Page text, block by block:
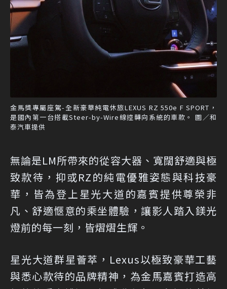
金馬獎專屬座駕-全新豪華純電休旅LEXUS RZ 550e F SPORT，
是國內第一台搭載Steer-by-Wire線控轉向系統的車款。 圖／和
泰汽車提供
無論是LM所帶來的從容大器、寬闊舒適與極
致款待，抑或RZ的純電優雅姿態與科技豪
華，皆為登上星光大道的嘉賓提供尊榮非
凡、舒適愜意的乘坐體驗，讓影人踏入鎂光
燈前的每一刻，皆熠熠生輝。
星光大道群星薈萃，Lexus以極致豪華工藝
與悉心款待的品牌精神，為金馬嘉賓打造高